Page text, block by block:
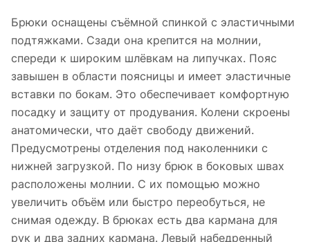
Брюки оснащены съёмной спинкой с эластичными
подтяжками. Сзади она крепится на молнии,
спереди к широким шлёвкам на липучках. Пояс
завышен в области поясницы и имеет эластичные
вставки по бокам. Это обеспечивает комфортную
посадку и защиту от продувания. Колени скроены
анатомически, что даёт свободу движений.
Предусмотрены отделения под наколенники с
нижней загрузкой. По низу брюк в боковых швах
расположены молнии. С их помощью можно
увеличить объём или быстро переобуться, не
снимая одежду. В брюках есть два кармана для
рук и два задних кармана. Левый набедренный